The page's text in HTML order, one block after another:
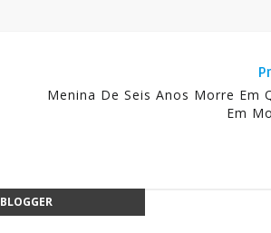
Menina De Seis Anos Morre Em
Em
BLOGGER